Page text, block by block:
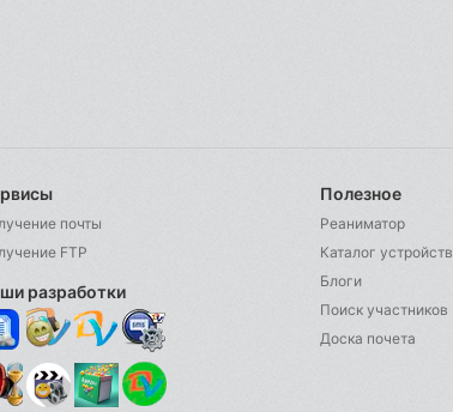
почты
FTP
разработки
Полезное
Реаниматор
Каталог устройств
Блоги
Поиск участников
Доска почета